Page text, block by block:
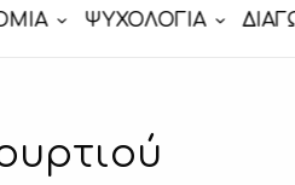
ΨΥΧΟΛΟΓΙΑ